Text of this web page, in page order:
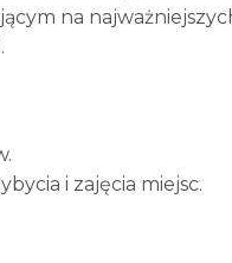
na
i zajęcia miejsc.